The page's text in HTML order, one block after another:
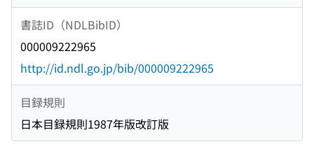
書誌ID（NDLBibID）
000009222965
http://id.ndl.go.jp/bib/000009222965
目録規則
日本目録規則1987年版改訂版